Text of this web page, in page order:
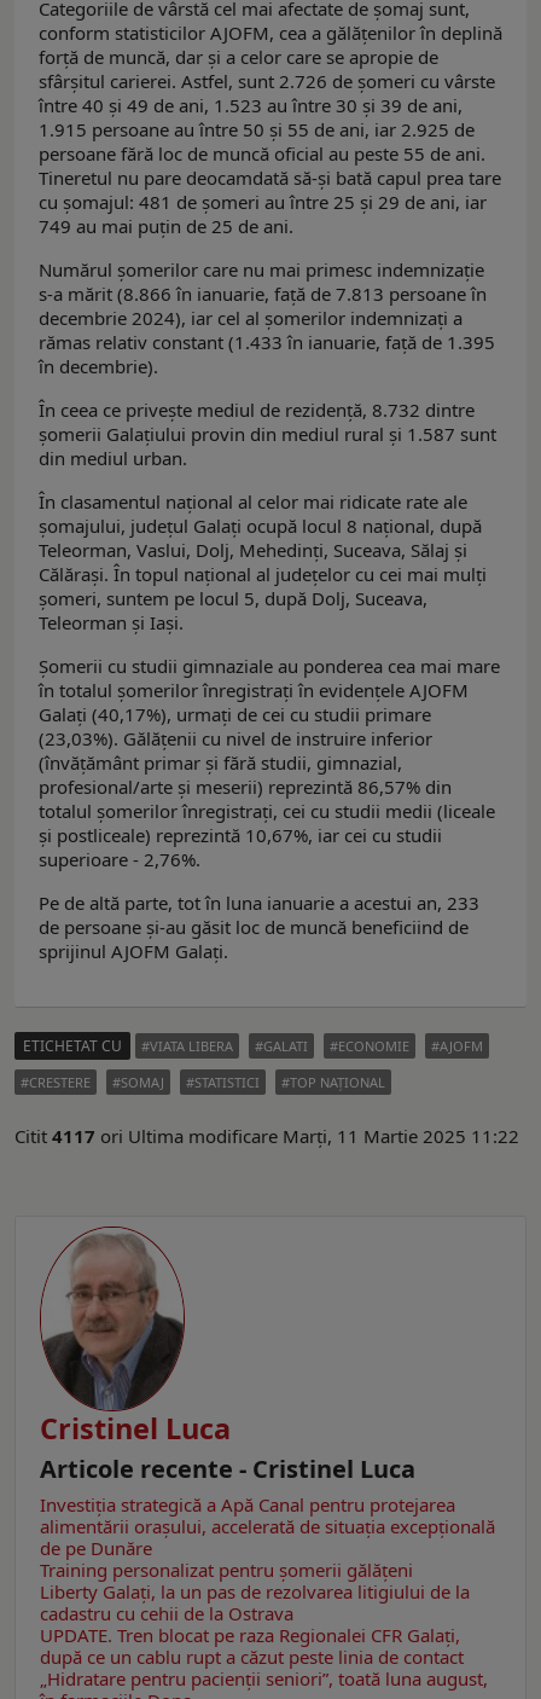
Categoriile de vârstă cel mai afectate de șomaj sunt,
conform statisticilor AJOFM, cea a gălățenilor în deplină
forță de muncă, dar și a celor care se apropie de
sfârșitul carierei. Astfel, sunt 2.726 de șomeri cu vârste
între 40 și 49 de ani, 1.523 au între 30 și 39 de ani,
1.915 persoane au între 50 și 55 de ani, iar 2.925 de
persoane fără loc de muncă oficial au peste 55 de ani.
Tineretul nu pare deocamdată să-și bată capul prea tare
cu șomajul: 481 de șomeri au între 25 și 29 de ani, iar
749 au mai puțin de 25 de ani.
Numărul șomerilor care nu mai primesc indemnizație
s-a mărit (8.866 în ianuarie, față de 7.813 persoane în
decembrie 2024), iar cel al șomerilor indemnizați a
rămas relativ constant (1.433 în ianuarie, față de 1.395
în decembrie).
În ceea ce privește mediul de rezidență, 8.732 dintre
șomerii Galațiului provin din mediul rural și 1.587 sunt
din mediul urban.
În clasamentul național al celor mai ridicate rate ale
șomajului, județul Galați ocupă locul 8 național, după
Teleorman, Vaslui, Dolj, Mehedinți, Suceava, Sălaj și
Călărași. În topul național al județelor cu cei mai mulți
șomeri, suntem pe locul 5, după Dolj, Suceava,
Teleorman și Iași.
Șomerii cu studii gimnaziale au ponderea cea mai mare
în totalul șomerilor înregistrați în evidențele AJOFM
Galați (40,17%), urmați de cei cu studii primare
(23,03%). Gălățenii cu nivel de instruire inferior
(învățământ primar și fără studii, gimnazial,
profesional/arte și meserii) reprezintă 86,57% din
totalul șomerilor înregistrați, cei cu studii medii (liceale
și postliceale) reprezintă 10,67%, iar cei cu studii
superioare - 2,76%.
Pe de altă parte, tot în luna ianuarie a acestui an, 233
de persoane și-au găsit loc de muncă beneficiind de
sprijinul AJOFM Galați.
ETICHETAT CU VIATA LIBERA GALATI ECONOMIE
AJOFM
CRESTERE
SOMAJ STATISTICI TOP NAŢIONAL
Citit 4117 ori Ultima modificare Marți, 11 Martie 2025 11:22
Cristinel Luca
Articole recente - Cristinel Luca
Investiția strategică a Apă Canal pentru protejarea
alimentării orașului, accelerată de situația excepțională
de pe Dunăre
Training personalizat pentru șomerii gălățeni
Liberty Galați, la un pas de rezolvarea litigiului de la
cadastru cu cehii de la Ostrava
UPDATE. Tren blocat pe raza Regionalei CFR Galați,
după ce un cablu rupt a căzut peste linia de contact
„Hidratare pentru pacienții seniori”, toată luna august,